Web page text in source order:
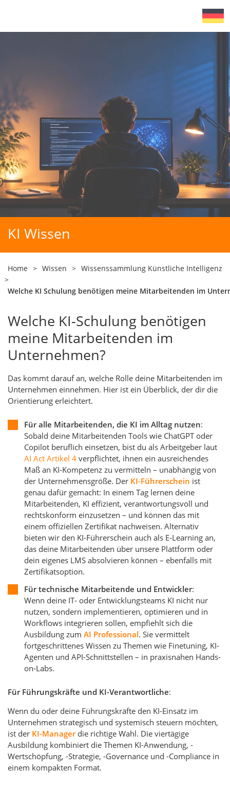
KI Wissen
Home > Wissen > Wissenssammlung Künstliche Intelligenz
>
Welche KI Schulung benötigen meine Mitarbeitenden im
Welche KI-Schulung benötigen
meine Mitarbeitenden im
Unternehmen?
Das kommt darauf an, welche Rolle deine Mitarbeitenden im
Unternehmen einnehmen. Hier ist ein Überblick, der dir die
Orientierung erleichtert.
Für alle Mitarbeitenden, die KI im Alltag nutzen:
Sobald deine Mitarbeitenden Tools wie ChatGPT oder
Copilot beruflich einsetzen, bist du als Arbeitgeber laut
AI Act Artikel 4 verpflichtet, ihnen ein ausreichendes
Maß an KI-Kompetenz zu vermitteln – unabhängig von
der Unternehmensgröße. Der KI-Führerschein ist
genau dafür gemacht: In einem Tag lernen deine
Mitarbeitenden, KI effizient, verantwortungsvoll und
rechtskonform einzusetzen – und können das mit
einem offiziellen Zertifikat nachweisen. Alternativ
bieten wir den KI-Führerschein auch als E-Learning an,
das deine Mitarbeitenden über unsere Plattform oder
dein eigenes LMS absolvieren können – ebenfalls mit
Zertifikatsoption.
Für technische Mitarbeitende und Entwickler:
Wenn deine IT- oder Entwicklungsteams KI nicht nur
nutzen, sondern implementieren, optimieren und in
Workflows integrieren sollen, empfiehlt sich die
Ausbildung zum AI Professional. Sie vermittelt
fortgeschrittenes Wissen zu Themen wie Finetuning, KI-
Agenten und API-Schnittstellen – in praxisnahen Hands-
on-Labs.
Für Führungskräfte und KI-Verantwortliche:
Wenn du oder deine Führungskräfte den KI-Einsatz im
Unternehmen strategisch und systemisch steuern möchten,
ist der KI-Managerdie richtige Wahl. Die viertägige
Ausbildung kombiniert die Themen KI-Anwendung, -
Wertschöpfung, -Strategie, -Governance und -Compliance in
einem kompakten Format.